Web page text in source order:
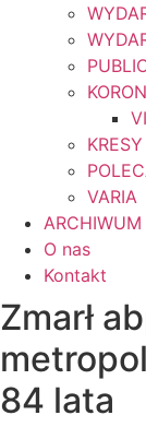
KRESY
VARIA
ARCHIWUM
O nas
Kontakt
Zmarł
84 lata